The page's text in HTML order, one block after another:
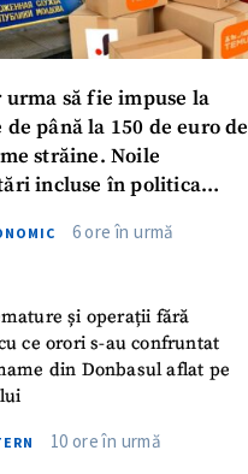
urma să fie impuse la
până la 150 de euro de
străine. Noile
incluse în politica
6 ore în urmă
și operații fără
ce orori s-au confruntat
din Donbasul aflat pe
10 ore în urmă